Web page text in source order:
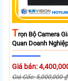
TRọn Bộ Camera
Quan Doanh
Giá bán:
Giá Gốc: 5,000,000 ₫